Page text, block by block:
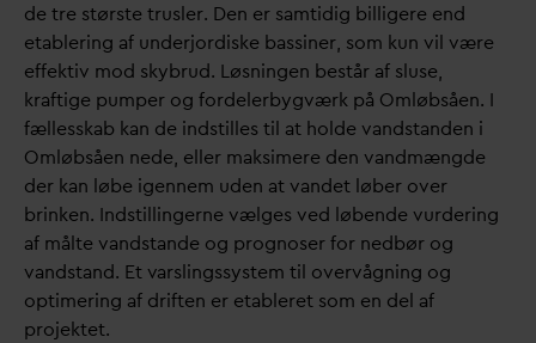
de tre største trusler. Den er samtidig billigere end
etablering af underjordiske bassiner, som kun vil være
effektiv mod skybrud. Løsningen består af sluse,
kraftige pumper og fordelerbygværk på Omløbsåen. I
fællesskab kan de indstilles til at holde vandstanden i
Omløbsåen nede, eller maksimere den vandmængde
der kan løbe igennem uden at vandet løber over
brinken. Indstillingerne vælges ved løbende vurdering
af målte vandstande og prognoser for nedbør og
vandstand. Et varslingssystem til overvågning og
optimering af driften er etableret som en del af
projektet.